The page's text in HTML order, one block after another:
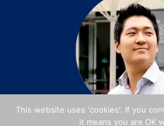
This website uses 'cookies'. If you
it means you are OK